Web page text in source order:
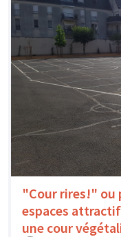
"Cour rires!" ou
espaces
une cour